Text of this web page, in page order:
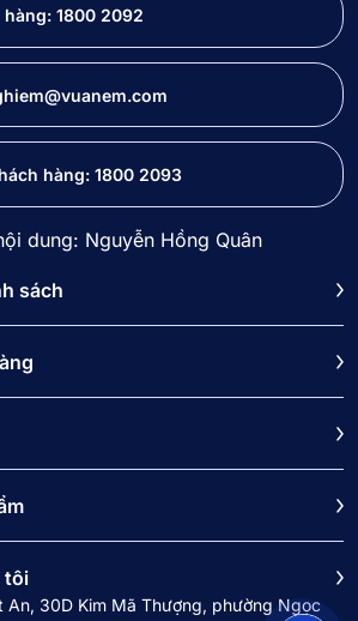
hàng: 1800 2092
hàng: 1800 2093
dung: Nguyễn Hồng Quân
sách
tôi
An, 30D Kim Mã Thượng, phường Ngọc